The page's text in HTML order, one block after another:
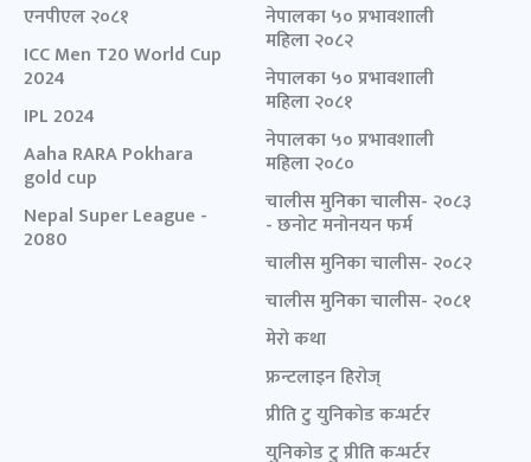
एनपीएल २०८१
ICC Men T20 World Cup
2024
IPL 2024
Aaha RARA Pokhara
gold cup
Nepal Super League -
2080
नेपालका ५० प्रभावशाली
महिला २०८२
नेपालका ५० प्रभावशाली
महिला २०८१
नेपालका ५० प्रभावशाली
महिला २०८०
चालीस मुनिका चालीस- २०८३
- छनोट मनोनयन फर्म
चालीस मुनिका चालीस- २०८२
चालीस मुनिका चालीस- २०८१
मेरो कथा
फ्रन्टलाइन हिरोज्
प्रीति टु युनिकोड कन्भर्टर
युनिकोड टु प्रीति कन्भर्टर